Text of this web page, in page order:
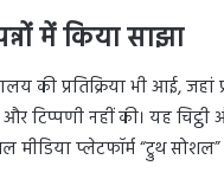
में किया साझा
की प्रतिक्रिया भी आई,
नहीं की। यह चिट्ठी
प्लेटफॉर्म “ट्रुथ सोशल”